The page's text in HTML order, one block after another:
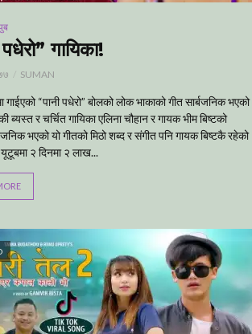
गायिका!
SUMAN
गाईएको “पानी पधेरो” बोलको लोक भाकाको गीत सार्बजनिक भएको
ब्यस्त र चर्चित गायिका एलिना चौहान र गायक भीम बिष्टको
भएको यो गीतको मिठो शब्द र संगीत पनि गायक बिष्टकै रहेको
२ दिनमा २ लाख...